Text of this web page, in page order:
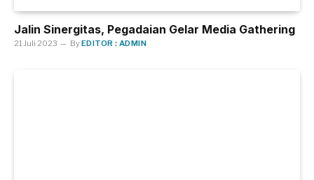
Jalin Sinergitas, Pegadaian Gelar Media Gathering
21 Juli 2023 ByEDITOR : ADMIN